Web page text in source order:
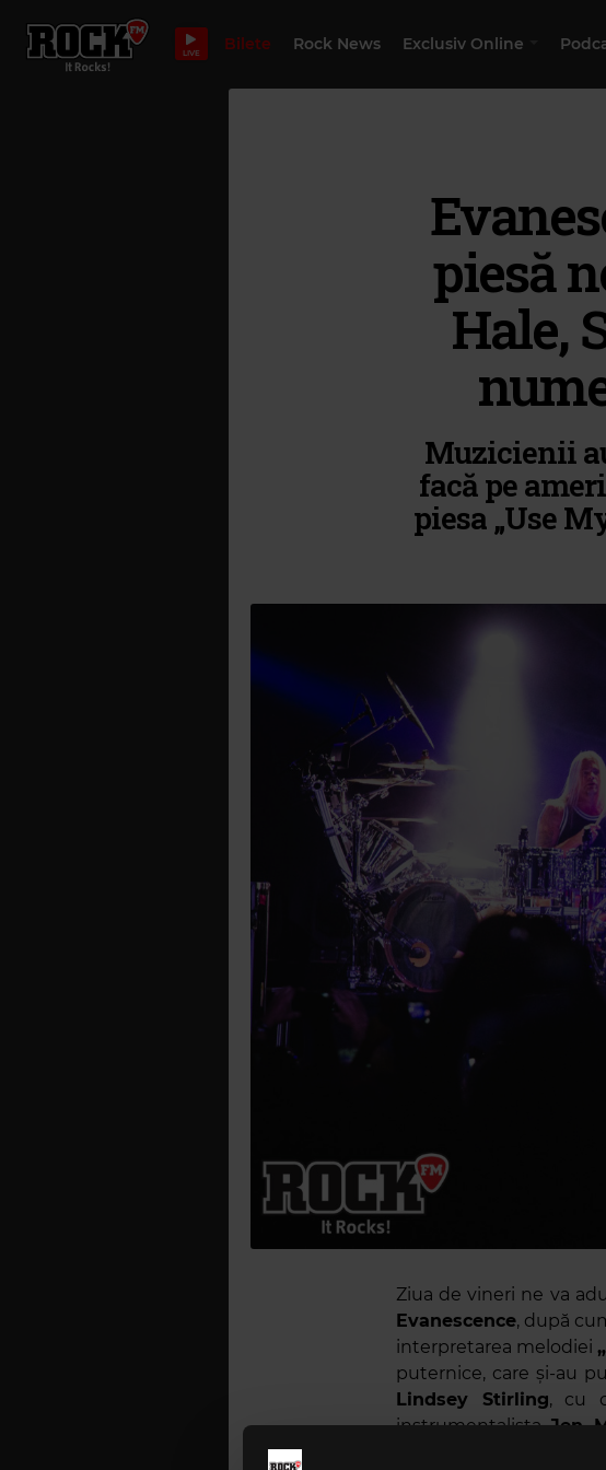
LIVE Bilete Rock News Exclusiv Online
piesă
Hale,
Muzicienii
facă pe
piesa „Use
Ziua de vineri ne va
Evanescence, după
interpretarea melodiei
puternice, care și-au
Lindsey Stirling, cu
instrumentalistaJen